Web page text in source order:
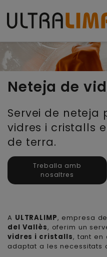
Neteja de
Servei de neteja
vidres i cristalls
de terra.
Treballa amb
nosaltres
A ULTRALIMP, empresa
del Vallès, oferim un
vidres i cristalls, tant en
adaptat a les necessitats